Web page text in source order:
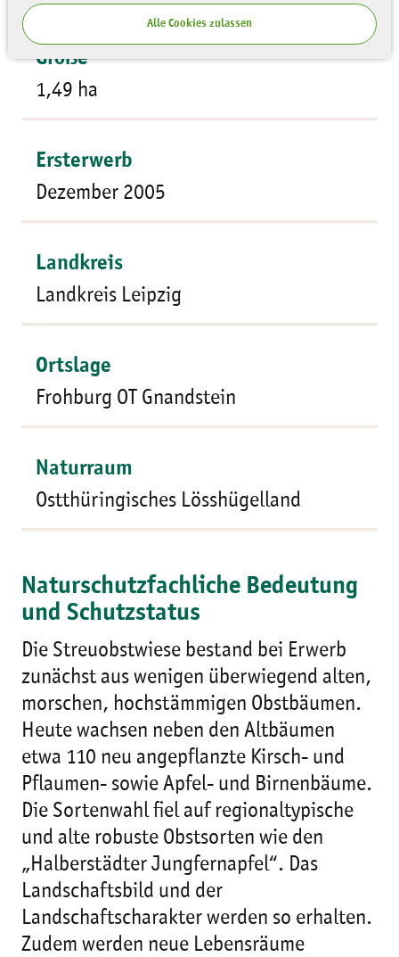
Alle Cookies zulassen
Größe
1,49 ha
Ersterwerb
Dezember 2005
Landkreis
Landkreis Leipzig
Ortslage
Frohburg OT Gnandstein
Naturraum
Ostthüringisches Lösshügelland
Naturschutzfachliche Bedeutung
und Schutzstatus
Die Streuobstwiese bestand bei Erwerb
zunächst aus wenigen überwiegend alten,
morschen, hochstämmigen Obstbäumen.
Heute wachsen neben den Altbäumen
etwa 110 neu angepflanzte Kirsch- und
Pflaumen- sowie Apfel- und Birnenbäume.
Die Sortenwahl fiel auf regionaltypische
und alte robuste Obstsorten wie den
„Halberstädter Jungfernapfel“. Das
Landschaftsbild und der
Landschaftscharakter werden so erhalten.
Zudem werden neue Lebensräume